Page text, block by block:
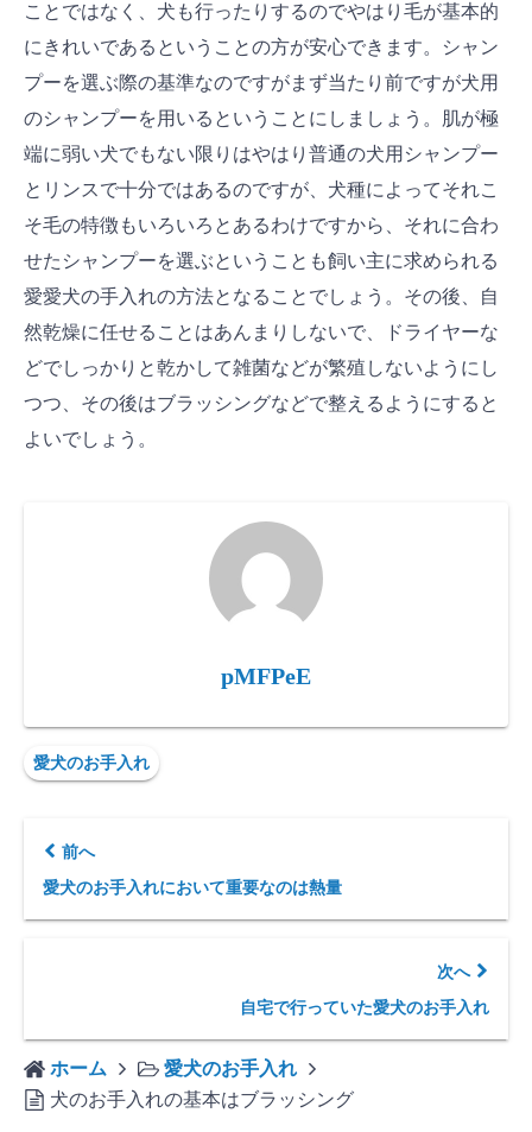
ことではなく、犬も行ったりするのでやはり毛が基本的
にきれいであるということの方が安心できます。シャン
プーを選ぶ際の基準なのですがまず当たり前ですが犬用
のシャンプーを用いるということにしましょう。肌が極
端に弱い犬でもない限りはやはり普通の犬用シャンプー
とリンスで十分ではあるのですが、犬種によってそれこ
そ毛の特徴もいろいろとあるわけですから、それに合わ
せたシャンプーを選ぶということも飼い主に求められる
愛愛犬の手入れの方法となることでしょう。その後、自
然乾燥に任せることはあんまりしないで、ドライヤーな
どでしっかりと乾かして雑菌などが繁殖しないようにし
つつ、その後はブラッシングなどで整えるようにすると
よいでしょう。
pMFPeE
愛犬のお手入れ
前へ
愛犬のお手入れにおいて重要なのは熱量
次へ
自宅で行っていた愛犬のお手入れ
ホーム
愛犬のお手入れ
犬のお手入れの基本はブラッシング